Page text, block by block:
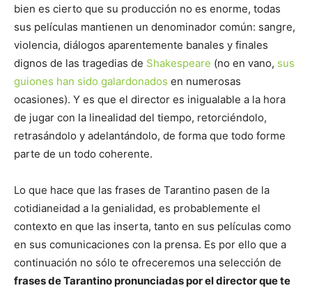
bien es cierto que su producción no es enorme, todas
sus películas mantienen un denominador común: sangre,
violencia, diálogos aparentemente banales y finales
dignos de las tragedias de Shakespeare (no en vano, sus
guiones han sido galardonados en numerosas
ocasiones). Y es que el director es inigualable a la hora
de jugar con la linealidad del tiempo, retorciéndolo,
retrasándolo y adelantándolo, de forma que todo forme
parte de un todo coherente.
Lo que hace que las frases de Tarantino pasen de la
cotidianeidad a la genialidad, es probablemente el
contexto en que las inserta, tanto en sus películas como
en sus comunicaciones con la prensa. Es por ello que a
continuación no sólo te ofreceremos una selección de
frases de Tarantino pronunciadas por el director que te